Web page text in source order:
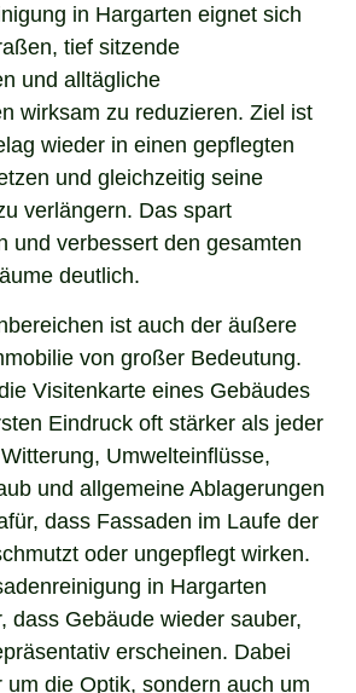
in Hargarten eignet sich
tief sitzende
und alltägliche
wirksam zu reduzieren. Ziel ist
wieder in einen gepflegten
und gleichzeitig seine
verlängern. Das spart
und verbessert den gesamten
deutlich.
ist auch der äußere
von großer Bedeutung.
Visitenkarte eines Gebäudes
Eindruck oft stärker als jeder
Umwelteinflüsse,
und allgemeine Ablagerungen
dass Fassaden im Laufe der
oder ungepflegt wirken.
in Hargarten
dass Gebäude wieder sauber,
erscheinen. Dabei
um die Optik, sondern auch um